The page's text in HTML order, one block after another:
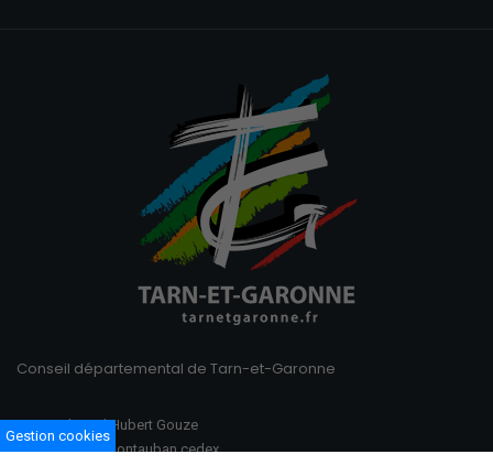
Conseil départemental de Tarn-et-Garonne
100 Boulevard Hubert Gouze
BP 783 82013 Montauban cedex
Gestion cookies